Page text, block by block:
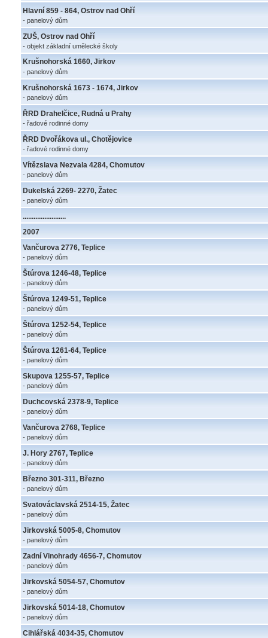
Hlavní 859 - 864, Ostrov nad Ohří
- panelový dům
ZUŠ, Ostrov nad Ohří
- objekt základní umělecké školy
Krušnohorská 1660, Jirkov
- panelový dům
Krušnohorská 1673 - 1674, Jirkov
- panelový dům
ŘRD Drahelčice, Rudná u Prahy
- řadové rodinné domy
ŘRD Dvořákova ul., Chotějovice
- řadové rodinné domy
Vítězslava Nezvala 4284, Chomutov
- panelový dům
Dukelská 2269- 2270, Žatec
- panelový dům
........................
2007
Vančurova 2776, Teplice
- panelový dům
Štúrova 1246-48, Teplice
- panelový dům
Štúrova 1249-51, Teplice
- panelový dům
Štúrova 1252-54, Teplice
- panelový dům
Štúrova 1261-64, Teplice
- panelový dům
Skupova 1255-57, Teplice
- panelový dům
Duchcovská 2378-9, Teplice
- panelový dům
Vančurova 2768, Teplice
- panelový dům
J. Hory 2767, Teplice
- panelový dům
Březno 301-311, Březno
- panelový dům
Svatováclavská 2514-15, Žatec
- panelový dům
Jirkovská 5005-8, Chomutov
- panelový dům
Zadní Vinohrady 4656-7, Chomutov
- panelový dům
Jirkovská 5054-57, Chomutov
- panelový dům
Jirkovská 5014-18, Chomutov
- panelový dům
Cihlářská 4034-35, Chomutov